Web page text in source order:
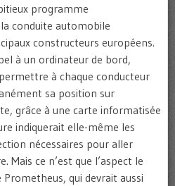
programme
conduite automobile
constructeurs européens.
à un ordinateur de bord,
à chaque conducteur
sa position sur
grâce à une carte informatisée
indiquerait elle-même les
nécessaires pour aller
Mais ce n’est que l’aspect le
qui devrait aussi